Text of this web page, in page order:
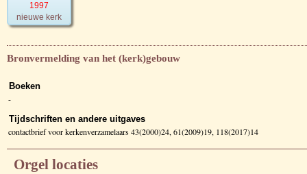
1997
nieuwe kerk
Bronvermelding van het (kerk)gebouw
Boeken
-
Tijdschriften en andere uitgaves
contactbrief voor kerkenverzamelaars 43(2000)24, 61(2009)19, 118(2017)14
Orgel locaties